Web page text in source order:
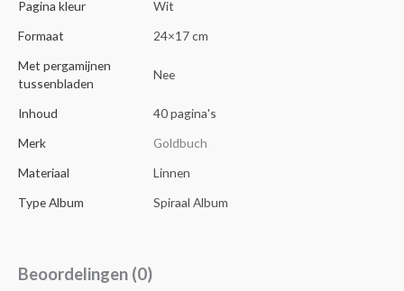
Pagina kleur
Wit
Formaat
24×17 cm
Met pergamijnen
tussenbladen
Nee
Inhoud
40 pagina's
Merk
Goldbuch
Materiaal
Linnen
Type Album
Spiraal Album
Beoordelingen (0)